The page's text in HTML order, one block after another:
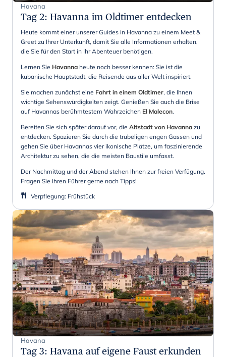
Havana
Tag 2: Havanna im Oldtimer entdecken
Heute kommt einer unserer Guides in Havanna zu einem Meet &
Greet zu Ihrer Unterkunft, damit Sie alle Informationen erhalten,
die Sie für den Start in Ihr Abenteuer benötigen.
Lernen Sie Havanna heute noch besser kennen: Sie ist die
kubanische Hauptstadt, die Reisende aus aller Welt inspiriert.
Sie machen zunächst eine Fahrt in einem Oldtimer, die Ihnen
wichtige Sehenswürdigkeiten zeigt. Genießen Sie auch die Brise
auf Havannas berühmtestem Wahrzeichen El Malecon.
Bereiten Sie sich später darauf vor, die Altstadt von Havanna zu
entdecken. Spazieren Sie durch die trubeligen engen Gassen und
gehen Sie über Havannas vier ikonische Plätze, um faszinierende
Architektur zu sehen, die die meisten Baustile umfasst.
Der Nachmittag und der Abend stehen Ihnen zur freien Verfügung.
Fragen Sie Ihren Führer gerne nach Tipps!
Verpflegung: Frühstück
Havana
Tag 3: Havana auf eigene Faust erkunden